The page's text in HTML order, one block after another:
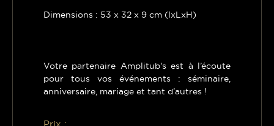
Dimensions : 53 x 32 x 9 cm (lxLxH)
Votre partenaire Amplitub's est à l’écoute
pour tous vos événements : séminaire,
anniversaire, mariage et tant d’autres !